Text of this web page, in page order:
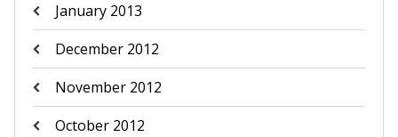
January 2013
December 2012
November 2012
October 2012